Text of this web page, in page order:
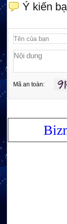
Ý kiến
Mã an toàn: